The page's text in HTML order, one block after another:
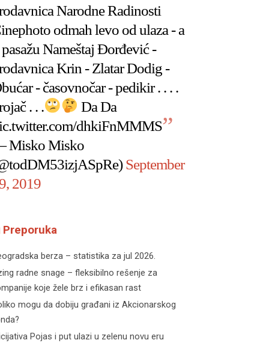
Narodne Radinosti
odmah levo od ulaza - a
Nameštaj Đorđević -
Krin - Zlatar Dodig -
- časovnočar - pedikir . . . .
. . .
Da Da
dhkiFnMMMS
Misko Misko
September
2019
Preporuka
berza – statistika za jul 2026.
radne snage – fleksibilno rešenje za
koje žele brz i efikasan rast
mogu da dobiju građani iz Akcionarskog
Pojas i put ulazi u zelenu novu eru